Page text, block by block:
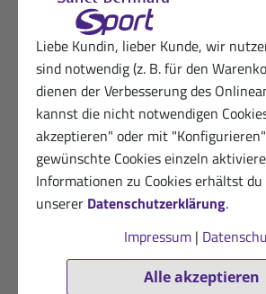
Liebe Kundin, lieber Kunde, wir
sind notwendig (z. B. für den
dienen der Verbesserung des
kannst die nicht notwendigen
akzeptieren" oder mit
gewünschte Cookies einzeln
Informationen zu Cookies erhältst du
unserer Datenschutzerklärung.
Impressum|
Alle akzeptieren